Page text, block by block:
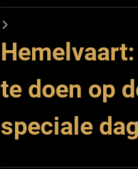
te doen op
speciale